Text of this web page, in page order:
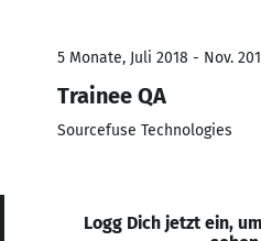
5 Monate, Juli 2018 - Nov.
Trainee QA
Sourcefuse Technologies
Logg Dich jetzt ein,